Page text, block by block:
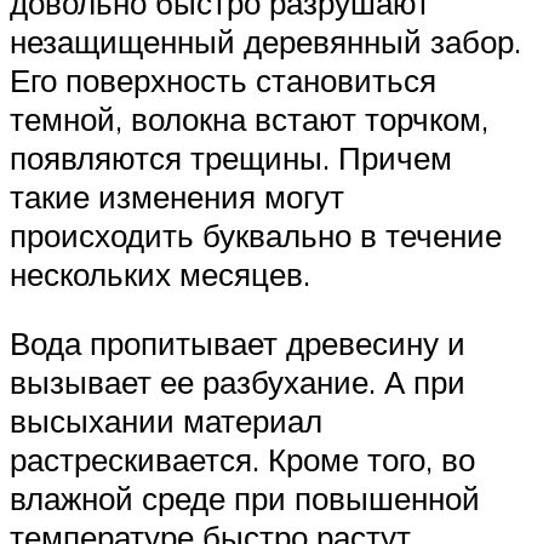
незащищенный деревянный забор.
Его поверхность становиться
темной, волокна встают торчком,
появляются трещины. Причем
такие изменения могут
происходить буквально в течение
нескольких месяцев.
Вода пропитывает древесину и
вызывает ее разбухание. А при
высыхании материал
растрескивается. Кроме того, во
влажной среде при повышенной